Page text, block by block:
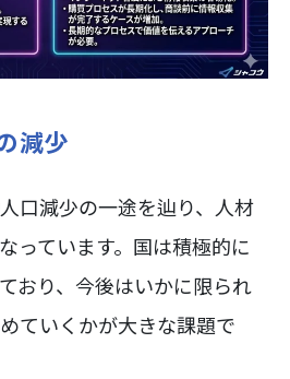
減少
口減少の一途を辿り、人材
っています。国は積極的に
おり、今後はいかに限られ
ていくかが大きな課題で